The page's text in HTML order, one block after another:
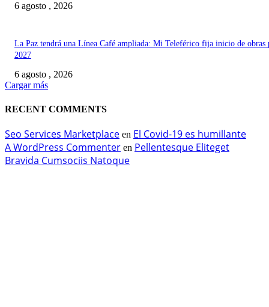
6 agosto , 2026
La Paz tendrá una Línea Café ampliada: Mi Teleférico fija inicio de obras
2027
6 agosto , 2026
Cargar más
RECENT COMMENTS
Seo Services Marketplace en El Covid-19 es humillante
A WordPress Commenter en Pellentesque Eliteget
Bravida Cumsociis Natoque